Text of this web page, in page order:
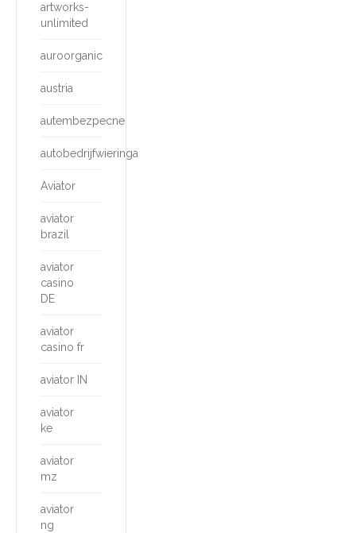
artworks-
unlimited
auroorganic
austria
autembezpecne
autobedrijfwieringa
Aviator
aviator
brazil
aviator
casino
DE
aviator
casino fr
aviator IN
aviator
ke
aviator
mz
aviator
ng